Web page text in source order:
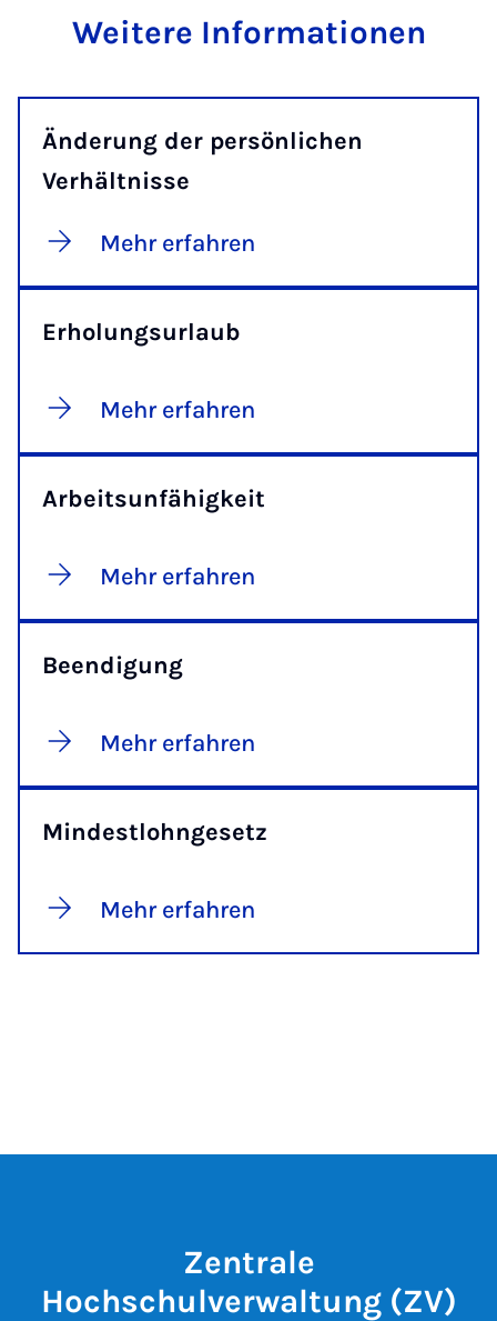
Weitere Informationen
Änderung der persönlichen
Verhältnisse
Mehr erfahren
Erholungsurlaub
Mehr erfahren
Arbeitsunfähigkeit
Mehr erfahren
Beendigung
Mehr erfahren
Mindestlohngesetz
Mehr erfahren
Zentrale
Hochschulverwaltung (ZV)